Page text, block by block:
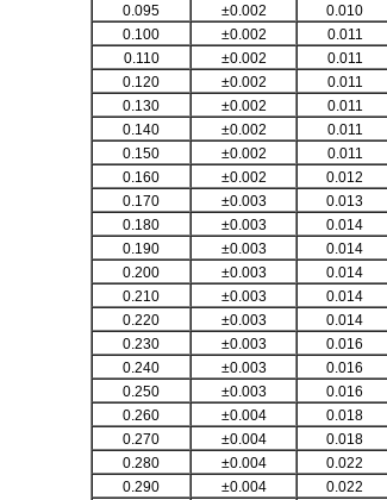
0.095
±0.002 0.010
0.100
±0.002 0.011
0.110
±0.002 0.011
0.120
±0.002 0.011
0.130
±0.002 0.011
0.140
±0.002 0.011
0.150
±0.002 0.011
0.160
±0.002 0.012
0.170
±0.003 0.013
0.180
±0.003 0.014
0.190
±0.003 0.014
0.200
±0.003 0.014
0.210
±0.003 0.014
0.220
±0.003 0.014
0.230
±0.003 0.016
0.240
±0.003 0.016
0.250
±0.003 0.016
0.260
±0.004 0.018
0.270
±0.004 0.018
0.280
±0.004 0.022
0.290
±0.004 0.022